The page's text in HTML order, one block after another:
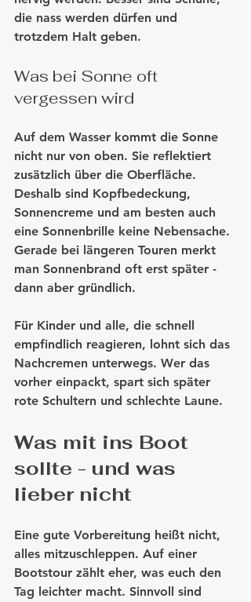
die nass werden dürfen und
trotzdem Halt geben.
Was bei Sonne oft
vergessen wird
Auf dem Wasser kommt die Sonne
nicht nur von oben. Sie reflektiert
zusätzlich über die Oberfläche.
Deshalb sind Kopfbedeckung,
Sonnencreme und am besten auch
eine Sonnenbrille keine Nebensache.
Gerade bei längeren Touren merkt
man Sonnenbrand oft erst später -
dann aber gründlich.
Für Kinder und alle, die schnell
empfindlich reagieren, lohnt sich das
Nachcremen unterwegs. Wer das
vorher einpackt, spart sich später
rote Schultern und schlechte Laune.
Was mit ins Boot
sollte - und was
lieber nicht
Eine gute Vorbereitung heißt nicht,
alles mitzuschleppen. Auf einer
Bootstour zählt eher, was euch den
Tag leichter macht. Sinnvoll sind